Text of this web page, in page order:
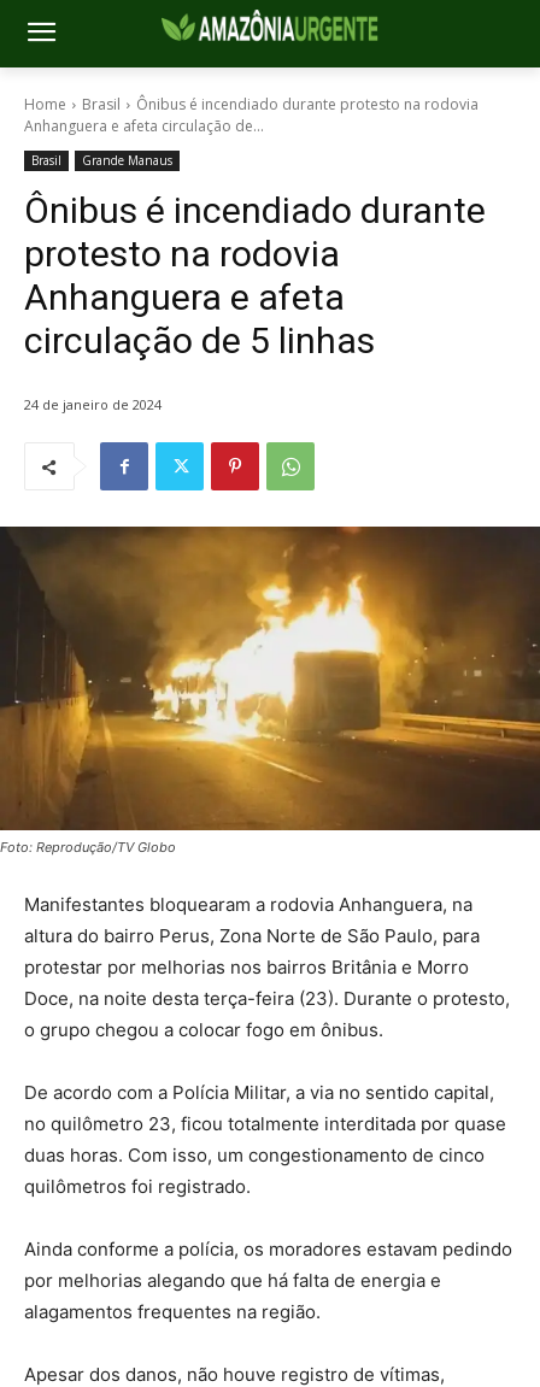
Home Brasil
Ônibus é incendiado durante protesto na rodovia
Anhanguera e afeta circulação de...
Brasil Grande Manaus
Ônibus é incendiado durante
protesto na rodovia
Anhanguera e afeta
circulação de 5 linhas
24 de janeiro de 2024
Foto: Reprodução/TV Globo
Manifestantes bloquearam a rodovia Anhanguera, na
altura do bairro Perus, Zona Norte de São Paulo, para
protestar por melhorias nos bairros Britânia e Morro
Doce, na noite desta terça-feira (23). Durante o protesto,
o grupo chegou a colocar fogo em ônibus.
De acordo com a Polícia Militar, a via no sentido capital,
no quilômetro 23, ficou totalmente interditada por quase
duas horas. Com isso, um congestionamento de cinco
quilômetros foi registrado.
Ainda conforme a polícia, os moradores estavam pedindo
por melhorias alegando que há falta de energia e
alagamentos frequentes na região.
Apesar dos danos, não houve registro de vítimas,